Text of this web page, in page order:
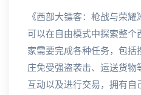
《西部大镖客：枪战与荣
可以在自由模式中探索整个
家需要完成各种任务，包
庄免受强盗袭击、运送货
互动以及进行交易，拥有自